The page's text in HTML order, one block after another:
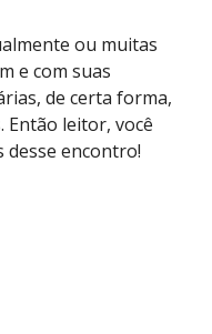
ou muitas
e com suas
de certa forma,
Então leitor, você
desse encontro!